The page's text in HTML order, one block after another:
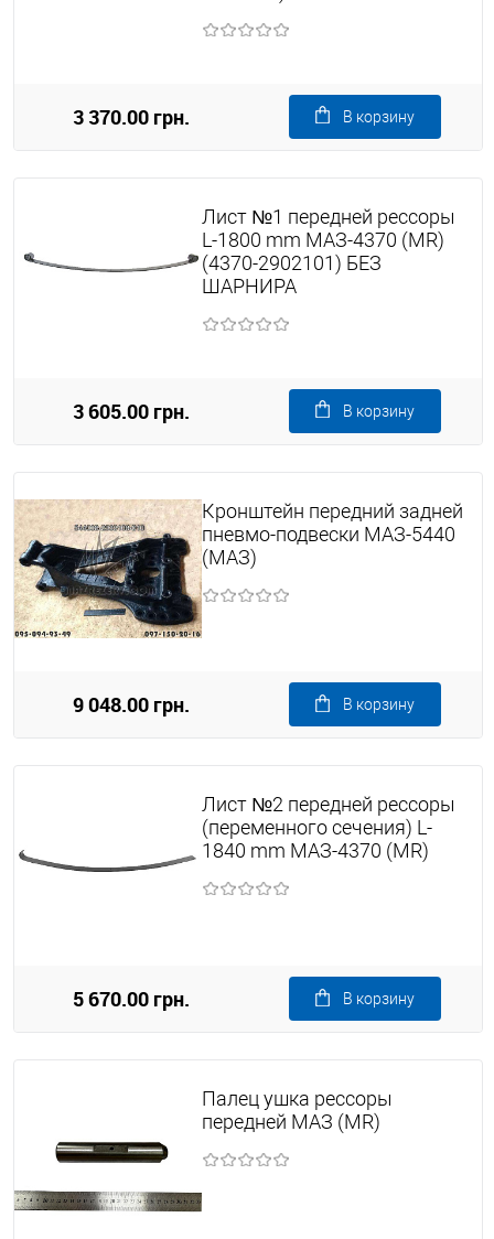
3 370.00 грн. В корзину
Лист №1 передней рессоры
L-1800 mm МАЗ-4370 (MR)
(4370-2902101) БЕЗ
ШАРНИРА
3 605.00 грн. В корзину
Кронштейн передний задней
пневмо-подвески МАЗ-5440
(МАЗ)
9 048.00 грн. В корзину
Лист №2 передней рессоры
(переменного сечения) L-
1840 mm МАЗ-4370 (MR)
5 670.00 грн. В корзину
Палец ушка рессоры
передней МАЗ (MR)